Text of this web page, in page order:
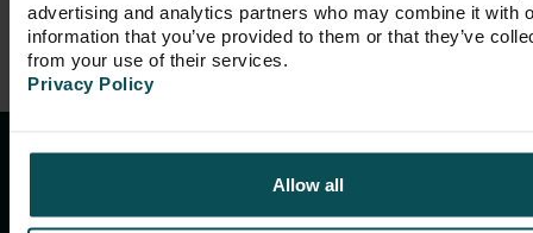
advertising and analytics partners who may combine it with
information that you’ve provided to them or that they’ve
from your use of their services.
Privacy Policy
Allow all